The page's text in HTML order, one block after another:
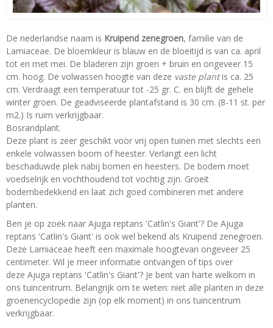
De nederlandse naam is Kruipend zenegroen, familie van de
Lamiaceae. De bloemkleur is blauw en de bloeitijd is van ca. april
tot en met mei. De bladeren zijn groen + bruin en ongeveer 15
cm. hoog. De volwassen hoogte van deze vaste plantis ca. 25
cm. Verdraagt een temperatuur tot -25 gr. C. en blijft de gehele
winter groen. De geadviseerde plantafstand is 30 cm. (8-11 st. per
m2.) Is ruim verkrijgbaar.
Bosrandplant.
Deze plant is zeer geschikt voor vrij open tuinen met slechts een
enkele volwassen boom of heester. Verlangt een licht
beschaduwde plek nabij bomen en heesters. De bodem moet
voedselrijk en vochthoudend tot vochtig zijn. Groeit
bodembedekkend en laat zich goed combineren met andere
planten.
Ben je op zoek naar Ajuga reptans 'Catlin's Giant'? De Ajuga
reptans 'Catlin's Giant' is ook wel bekend als Kruipend zenegroen.
Deze Lamiaceae heeft een maximale hoogtevan ongeveer 25
centimeter. Wil je meer informatie ontvangen of tips over
deze Ajuga reptans 'Catlin's Giant'? Je bent van harte welkom in
ons tuincentrum. Belangrijk om te weten: niet alle planten in deze
groenencyclopedie zijn (op elk moment) in ons tuincentrum
verkrijgbaar.